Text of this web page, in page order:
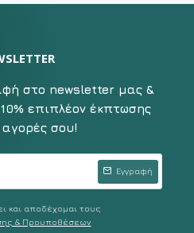
στο newsletter μας &
επιπλέον έκπτωσης
αγορές σου!
Εγγραφή
και αποδέχομαι τους
& Προυποθέσεων